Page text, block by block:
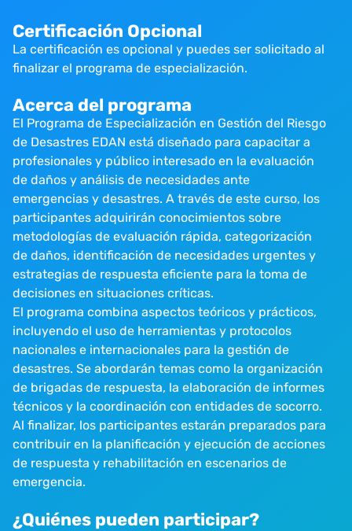
Certificación Opcional
La certificación es opcional y puedes ser solicitado al
finalizar el programa de especialización.
Acerca del programa
El Programa de Especialización en Gestión del Riesgo
de Desastres EDAN está diseñado para capacitar a
profesionales y público interesado en la evaluación
de daños y análisis de necesidades ante
emergencias y desastres. A través de este curso, los
participantes adquirirán conocimientos sobre
metodologías de evaluación rápida, categorización
de daños, identificación de necesidades urgentes y
estrategias de respuesta eficiente para la toma de
decisiones en situaciones críticas.
El programa combina aspectos teóricos y prácticos,
incluyendo el uso de herramientas y protocolos
nacionales e internacionales para la gestión de
desastres. Se abordarán temas como la organización
de brigadas de respuesta, la elaboración de informes
técnicos y la coordinación con entidades de socorro.
Al finalizar, los participantes estarán preparados para
contribuir en la planificación y ejecución de acciones
de respuesta y rehabilitación en escenarios de
emergencia.
¿Quiénes pueden participar?